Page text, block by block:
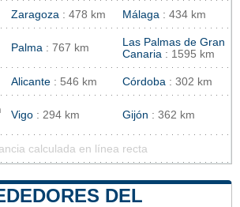
Zaragoza : 478 km Málaga : 434 km
Palma : 767 km
Las Palmas de Gran
Canaria : 1595 km
Alicante : 546 km Córdoba : 302 km
Vigo : 294 km Gijón : 362 km
calculada en línea recta
DEL